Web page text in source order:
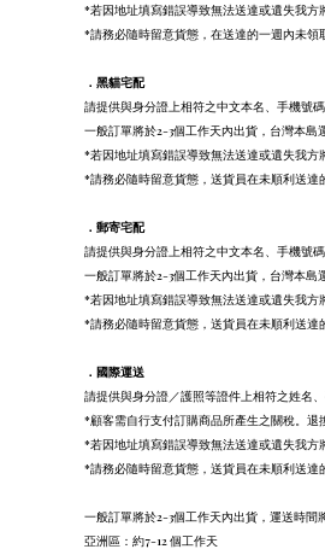
*若因地址填寫錯誤導致無法送達或遺失我方
*請務必隨時留意貨態，在送達的一週內未領
． 黑貓宅配
請提供與身分證上相符之中文本名、手機號
一般訂單將於2-3個工作天內出貨，台灣本島
*若因地址填寫錯誤導致無法送達或遺失我方
*請務必隨時留意貨態，送貨員在未順利送
． 郵寄宅配
請提供與身分證上相符之中文本名、手機號
一般訂單將於2-3個工作天內出貨，台灣本島
*若因地址填寫錯誤導致無法送達或遺失我方
*請務必隨時留意貨態，送貨員在未順利送
． 國際運送
請提供與身分證／護照等證件上相符之姓名
*顧客需自行支付訂購商品所產生之關稅。退
*若因地址填寫錯誤導致無法送達或遺失我方
*請務必隨時留意貨態，送貨員在未順利送
一般訂單將於2-3個工作天內出貨，運送時間
亞洲區：約7-12 個工作天